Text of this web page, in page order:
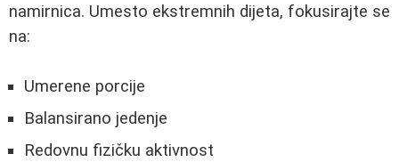
namirnica. Umesto ekstremnih dijeta, fokusirajte se
na:
Umerene porcije
Balansirano jedenje
Redovnu fizičku aktivnost